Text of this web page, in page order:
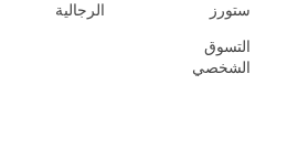
ستورز
التسوق
الشخصي
الرجالية